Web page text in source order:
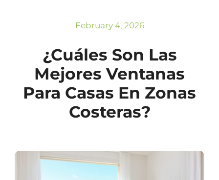
February 4, 2026
¿Cuáles Son Las
Mejores Ventanas
Para Casas En Zonas
Costeras?